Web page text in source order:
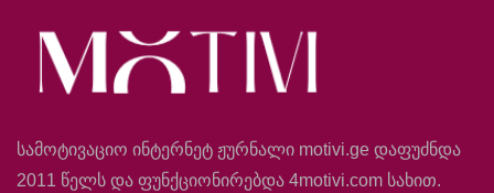
სამოტივაციო ინტერნეტ ჟურნალი motivi.ge დაფუძნდა
2011 წელს და ფუნქციონირებდა 4motivi.com სახით.